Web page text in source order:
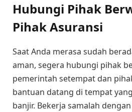
Hubungi Pihak
Pihak Asuransi
Saat Anda merasa sudah
aman, segera hubungi pihak
pemerintah setempat dan
bantuan datang di tempat
banjir. Bekerja samalah